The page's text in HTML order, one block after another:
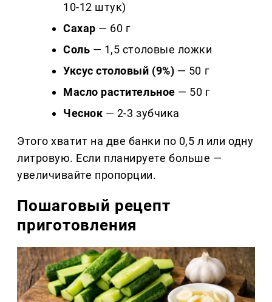
10-12 штук)
Сахар — 60 г
Соль — 1,5 столовые ложки
Уксус столовый (9%) — 50 г
Масло растительное — 50 г
Чеснок — 2-3 зубчика
Этого хватит на две банки по 0,5 л или одну
литровую. Если планируете больше —
увеличивайте пропорции.
Пошаговый рецепт
приготовления